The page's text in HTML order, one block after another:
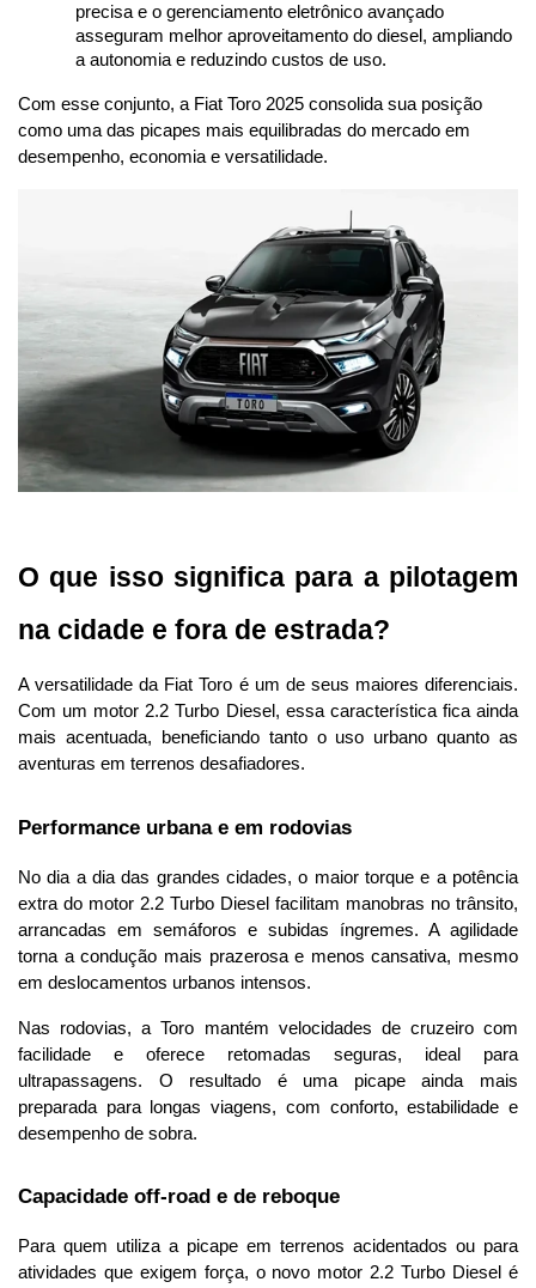
precisa e o gerenciamento eletrônico avançado
asseguram melhor aproveitamento do diesel, ampliando
a autonomia e reduzindo custos de uso.
Com esse conjunto, a Fiat Toro 2025 consolida sua posição
como uma das picapes mais equilibradas do mercado em
desempenho, economia e versatilidade.
O que isso significa para a pilotagem
na cidade e fora de estrada?
A versatilidade da Fiat Toro é um de seus maiores diferenciais.
Com um motor 2.2 Turbo Diesel, essa característica fica ainda
mais acentuada, beneficiando tanto o uso urbano quanto as
aventuras em terrenos desafiadores.
Performance urbana e em rodovias
No dia a dia das grandes cidades, o maior torque e a potência
extra do motor 2.2 Turbo Diesel facilitam manobras no trânsito,
arrancadas em semáforos e subidas íngremes. A agilidade
torna a condução mais prazerosa e menos cansativa, mesmo
em deslocamentos urbanos intensos.
Nas rodovias, a Toro mantém velocidades de cruzeiro com
facilidade e oferece retomadas seguras, ideal para
ultrapassagens. O resultado é uma picape ainda mais
preparada para longas viagens, com conforto, estabilidade e
desempenho de sobra.
Capacidade off-road e de reboque
Para quem utiliza a picape em terrenos acidentados ou para
atividades que exigem força, o novo motor 2.2 Turbo Diesel é